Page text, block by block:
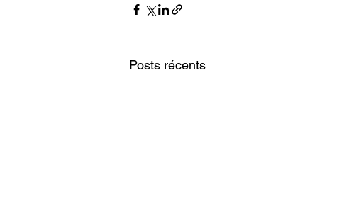
Posts récents